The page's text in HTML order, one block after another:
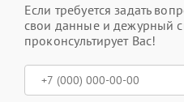
Если требуется задать
свои данные и дежурный
проконсультирует Вас!